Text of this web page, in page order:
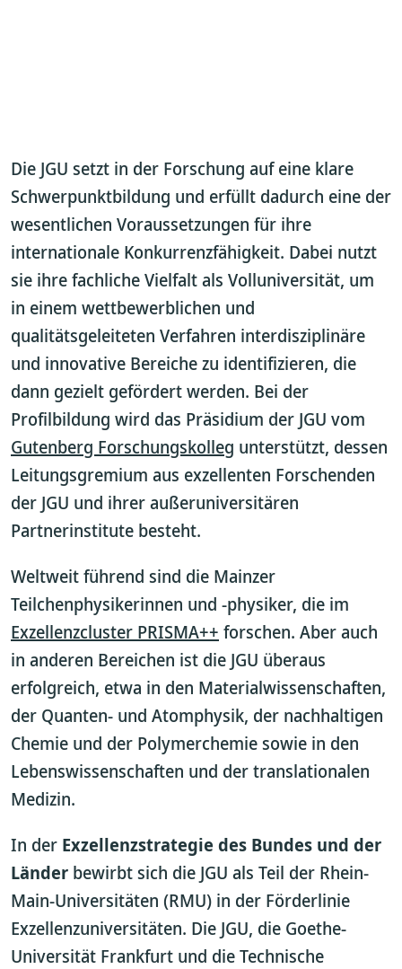
Die JGU setzt in der Forschung auf eine klare
Schwerpunktbildung und erfüllt dadurch eine der
wesentlichen Voraussetzungen für ihre
internationale Konkurrenzfähigkeit. Dabei nutzt
sie ihre fachliche Vielfalt als Volluniversität, um
in einem wettbewerblichen und
qualitätsgeleiteten Verfahren interdisziplinäre
und innovative Bereiche zu identifizieren, die
dann gezielt gefördert werden. Bei der
Profilbildung wird das Präsidium der JGU vom
Gutenberg Forschungskolleg unterstützt, dessen
Leitungsgremium aus exzellenten Forschenden
der JGU und ihrer außeruniversitären
Partnerinstitute besteht.
Weltweit führend sind die Mainzer
Teilchenphysikerinnen und -physiker, die im
Exzellenzcluster PRISMA++ forschen. Aber auch
in anderen Bereichen ist die JGU überaus
erfolgreich, etwa in den Materialwissenschaften,
der Quanten- und Atomphysik, der nachhaltigen
Chemie und der Polymerchemie sowie in den
Lebenswissenschaften und der translationalen
Medizin.
In der Exzellenzstrategie des Bundes und der
Länder bewirbt sich die JGU als Teil der Rhein-
Main-Universitäten (RMU) in der Förderlinie
Exzellenzuniversitäten. Die JGU, die Goethe-
Universität Frankfurt und die Technische